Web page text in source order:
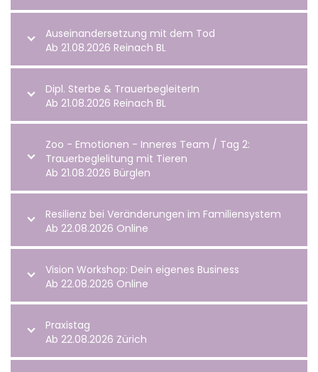
Auseinandersetzung mit dem Tod
Ab 21.08.2026 Reinach BL
Dipl. Sterbe & TrauerbegleiterIn
Ab 21.08.2026 Reinach BL
Zoo - Emotionen - Inneres Team / Tag 2:
Trauerbeglelitung mit Tieren
Ab 21.08.2026 Bürglen
Resilienz bei Veränderungen im Familiensystem
Ab 22.08.2026 Online
Vision Workshop: Dein eigenes Business
Ab 22.08.2026 Online
Praxistag
Ab 22.08.2026 Zürich